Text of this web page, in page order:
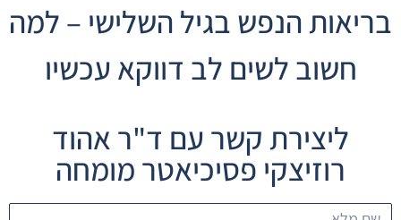
בריאות הנפש בגיל השלישי – למה
חשוב לשים לב דווקא עכשיו
ליצירת קשר עם ד"ר אהוד
רוזיצקי פסיכיאטר מומחה